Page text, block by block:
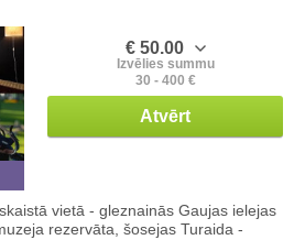
€ 50.00
Izvēlies summu
30 - 400 €
Atvērt
vietā - gleznainās Gaujas ielejas
rezervāta, šosejas Turaida -